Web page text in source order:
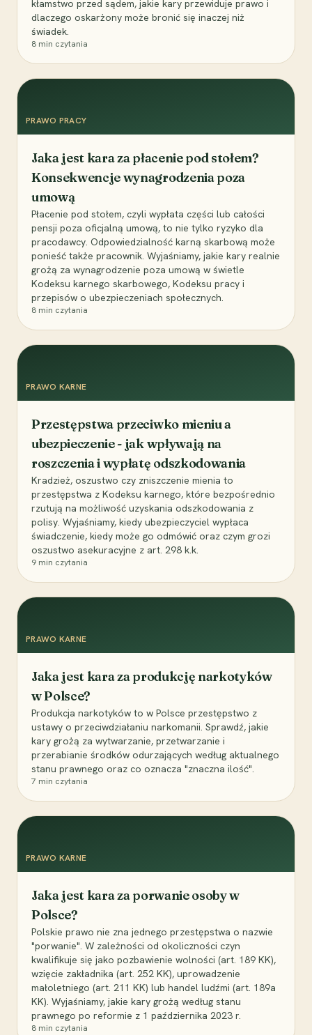
kłamstwo przed sądem, jakie kary przewiduje prawo i
dlaczego oskarżony może bronić się inaczej niż
świadek.
8 min czytania
PRAWO PRACY
Jaka jest kara za płacenie pod stołem?
Konsekwencje wynagrodzenia poza
umową
Płacenie pod stołem, czyli wypłata części lub całości
pensji poza oficjalną umową, to nie tylko ryzyko dla
pracodawcy. Odpowiedzialność karną skarbową może
ponieść także pracownik. Wyjaśniamy, jakie kary realnie
grożą za wynagrodzenie poza umową w świetle
Kodeksu karnego skarbowego, Kodeksu pracy i
przepisów o ubezpieczeniach społecznych.
8 min czytania
PRAWO KARNE
Przestępstwa przeciwko mieniu a
ubezpieczenie - jak wpływają na
roszczenia i wypłatę odszkodowania
Kradzież, oszustwo czy zniszczenie mienia to
przestępstwa z Kodeksu karnego, które bezpośrednio
rzutują na możliwość uzyskania odszkodowania z
polisy. Wyjaśniamy, kiedy ubezpieczyciel wypłaca
świadczenie, kiedy może go odmówić oraz czym grozi
oszustwo asekuracyjne z art. 298 k.k.
9 min czytania
PRAWO KARNE
Jaka jest kara za produkcję narkotyków
w Polsce?
Produkcja narkotyków to w Polsce przestępstwo z
ustawy o przeciwdziałaniu narkomanii. Sprawdź, jakie
kary grożą za wytwarzanie, przetwarzanie i
przerabianie środków odurzających według aktualnego
stanu prawnego oraz co oznacza "znaczna ilość".
7 min czytania
PRAWO KARNE
Jaka jest kara za porwanie osoby w
Polsce?
Polskie prawo nie zna jednego przestępstwa o nazwie
"porwanie". W zależności od okoliczności czyn
kwalifikuje się jako pozbawienie wolności (art. 189 KK),
wzięcie zakładnika (art. 252 KK), uprowadzenie
małoletniego (art. 211 KK) lub handel ludźmi (art. 189a
KK). Wyjaśniamy, jakie kary grożą według stanu
prawnego po reformie z 1 października 2023 r.
8 min czytania